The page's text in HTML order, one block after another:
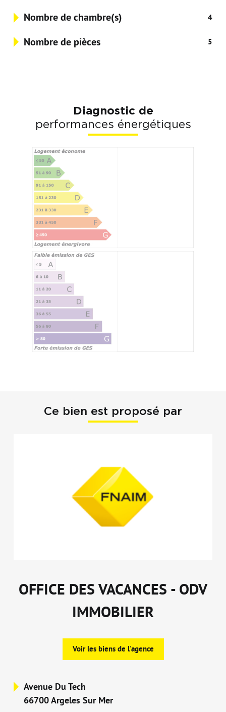
Nombre de chambre(s) 4
Nombre de pièces 5
Diagnostic de
performances énergétiques
Ce bien est proposé par
OFFICE DES VACANCES - ODV
IMMOBILIER
Voir les biens de l'agence
Avenue Du Tech
66700 Argeles Sur Mer